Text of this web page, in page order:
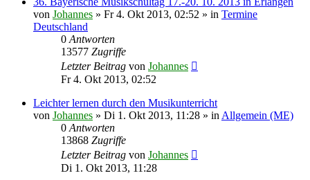
von Johannes » Fr 4. Okt 2013, 02:52 » in Termine
Deutschland
0 Antworten
13577 Zugriffe
Letzter Beitrag von Johannes
Fr 4. Okt 2013, 02:52
Leichter lernen durch den Musikunterricht
von Johannes » Di 1. Okt 2013, 11:28 » in Allgemein (ME)
0 Antworten
13868 Zugriffe
Letzter Beitrag von Johannes
Di 1. Okt 2013, 11:28